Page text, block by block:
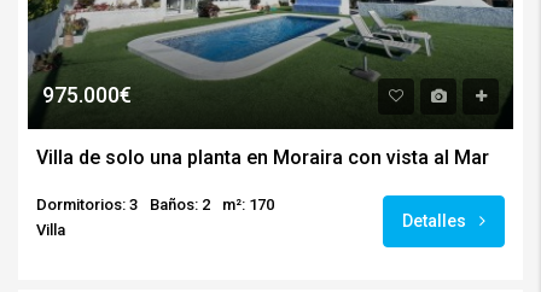
975.000€
Villa de solo una planta en Moraira con vista al Mar
Dormitorios: 3 Baños: 2
m²: 170
Villa
Detalles